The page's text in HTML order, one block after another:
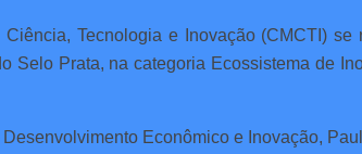
Tecnologia e Inovação (CMCTI)
Selo Prata, na categoria Ecossistema de
Econômico e Inovação,